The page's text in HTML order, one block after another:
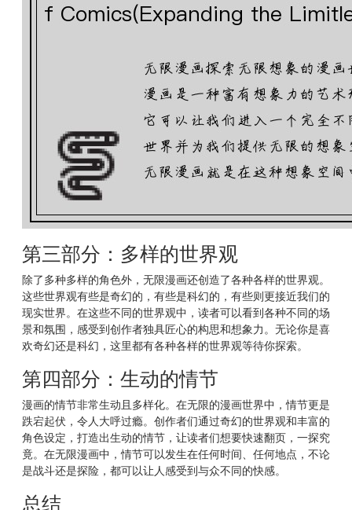
第三部分：多样的世界观
除了多种多样的角色外，无限漫画还创造了各种各样的世界观。
这些世界观有些是奇幻的，有些是科幻的，有些则更接近我们的
现实世界。在这些不同的世界观中，读者可以看到各种不同的场
景和氛围，感受到创作者独具匠心的构思和想象力。无论你是喜
欢奇幻还是科幻，这里都有各种各样的世界观等待你探索。
第四部分：生动的情节
漫画的情节非常生动且多样化。在无限的漫画世界中，情节更是
跌宕起伏，令人大呼过瘾。创作者们通过奇幻的世界观和丰富的
角色设定，打造出生动的情节，让读者们想要快速翻页，一探究
竟。在无限漫画中，情节可以发生在任何时间、任何地点，不论
是战斗还是探险，都可以让人感受到与众不同的快感。
总结